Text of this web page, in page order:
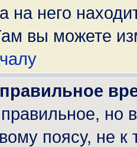
на него
вы можете
но
поясу, не